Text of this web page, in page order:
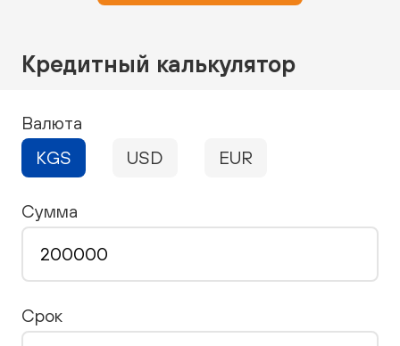
Кредитный калькулятор
Валюта
KGS
USD EUR
Сумма
Срок